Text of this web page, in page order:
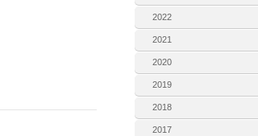
2022
2021
2020
2019
2018
2017